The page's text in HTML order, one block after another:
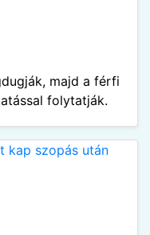
majd a férfi
folytatják.